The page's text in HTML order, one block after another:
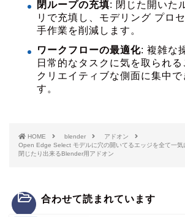
閉ループの充填: 閉じた開いた
リで充填し、モデリング プロ
手作業を削減します。
ワークフローの最適化: 複雑な
日常的なタスクに気を取られ
クリエイティブな側面に集中で
す。
HOME blender
アドオン
Open Edge Select モデルに穴の開いてるエッジを全て一気
閉じたり出来るBlender用アドオン
合わせて読まれています